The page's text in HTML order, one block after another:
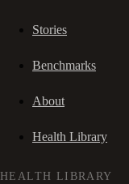
Stories
Benchmarks
About
Health Library
HEALTH LIBRARY